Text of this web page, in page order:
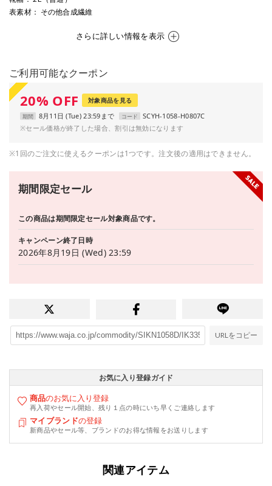
表素材： その他合成繊維
さらに詳しい情報を表示
ご利用可能なクーポン
20% OFF 対象商品を見る
期間 8月11日 (Tue) 23:59まで コード
SCYH-1058-H0807C
※セール価格が終了した場合、割引は無効になります
※1回のご注文に使えるクーポンは1つです。注文後の適用はできません。
期間限定セール
この商品は期間限定セール対象商品です。
キャンペーン終了日時
2026年8月19日 (Wed) 23:59
URLをコピー
お気に入り登録ガイド
商品のお気に入り登録
再入荷やセール開始、残り１点の時にいち早くご連絡します
マイブランドの登録
新商品やセール等、ブランドのお得な情報をお送りします
関連アイテム